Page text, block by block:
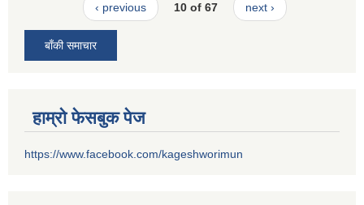
‹ previous 10 of 67 next ›
बाँकी समाचार
हाम्रो फेसबुक पेज
https://www.facebook.com/kageshworimun